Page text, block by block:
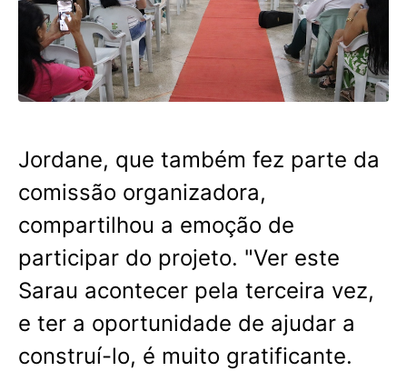
Jordane, que também fez parte da
comissão organizadora,
compartilhou a emoção de
participar do projeto. "Ver este
Sarau acontecer pela terceira vez,
e ter a oportunidade de ajudar a
construí-lo, é muito gratificante.